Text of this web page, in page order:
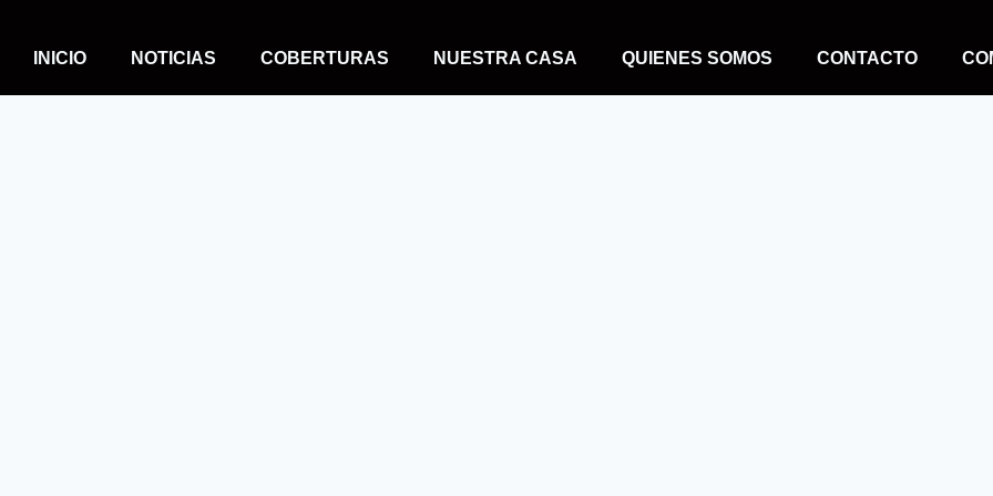
INICIO NOTICIAS COBERTURAS NUESTRA CASA QUIENES SOMOS CONTACTO